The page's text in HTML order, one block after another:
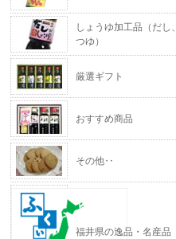
しょうゆ加工品（だし、
つゆ）
厳選ギフト
おすすめ商品
その他‥
福井県の逸品・名産品